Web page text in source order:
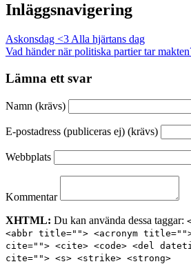
Inläggsnavigering
Askonsdag <3 Alla hjärtans dag
Vad händer när politiska partier tar
Lämna ett svar
Namn (krävs)
E-postadress (publiceras ej) (krävs)
Webbplats
Kommentar
XHTML: Du kan använda dessa taggar:
<abbr title=""> <acronym title="">
cite=""> <cite> <code> <del
cite=""> <s> <strike> <strong>